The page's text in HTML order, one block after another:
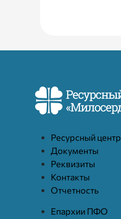
Ресурcный центр
Документы
Реквизиты
Контакты
Отчетность
Епархии ПФО